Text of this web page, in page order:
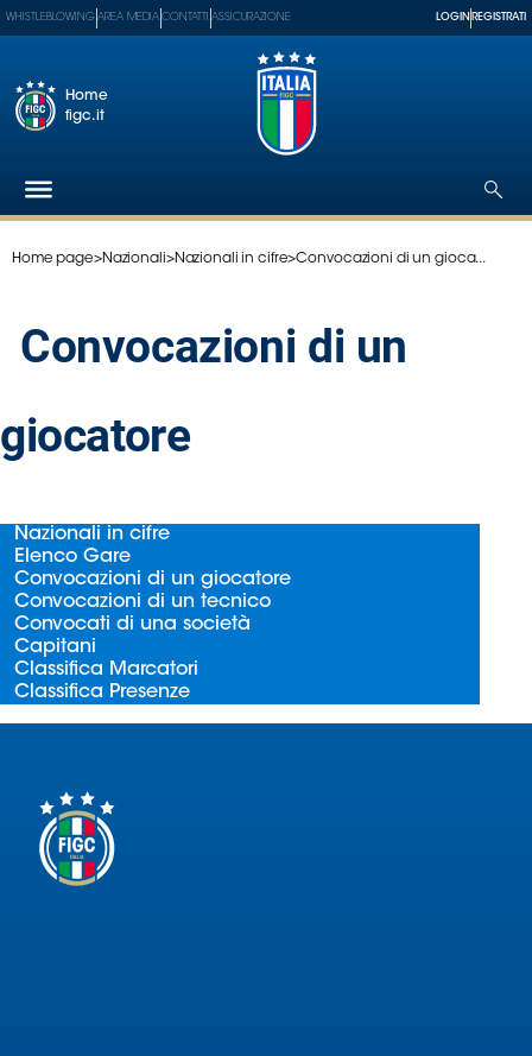
Federazione
Partner
Tecnici
Paralimpico
Serie
B
Femminile
Museo
del
Calcio
Shop
delle
nazionali
Assicurazione
WHISTLEBLOWING AREA MEDIA CONTATTI ASSICURAZIONE LOGIN REGISTRATI
Home
figc.it
Home page>Nazionali>Nazionali in cifre>Convocazioni di un gioca...
Convocazioni di un
giocatore
Nazionali in cifre
Elenco Gare
Convocazioni di un giocatore
Convocazioni di un tecnico
Convocati di una società
Capitani
Classifica Marcatori
Classifica Presenze